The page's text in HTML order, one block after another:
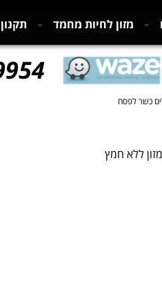
מזון לחיות מחמד תקנון
כשר לפסח
ללא חמץ